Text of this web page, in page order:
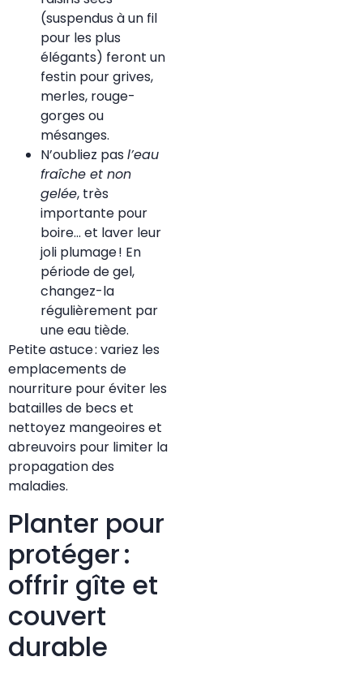
(suspendus à un fil
pour les plus
élégants) feront un
festin pour grives,
merles, rouge-
gorges ou
mésanges.
N’oubliez pas l’eau
fraîche et non
gelée, très
importante pour
boire… et laver leur
joli plumage ! En
période de gel,
changez-la
régulièrement par
une eau tiède.
Petite astuce : variez les
emplacements de
nourriture pour éviter les
batailles de becs et
nettoyez mangeoires et
abreuvoirs pour limiter la
propagation des
maladies.
Planter pour
protéger :
offrir gîte et
couvert
durable